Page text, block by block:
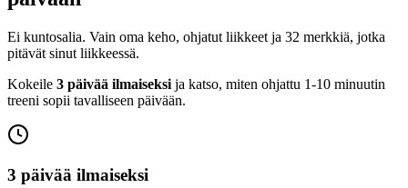
Ei kuntosalia. Vain oma keho, ohjatut liikkeet ja 32 merkkiä, jotka
pitävät sinut liikkeessä.
Kokeile 3 päivää ilmaiseksi ja katso, miten ohjattu 1-10 minuutin
treeni sopii tavalliseen päivään.
3 päivää ilmaiseksi